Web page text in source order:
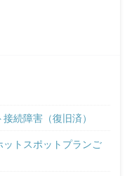
続障害（復旧済）
ットスポットプランご